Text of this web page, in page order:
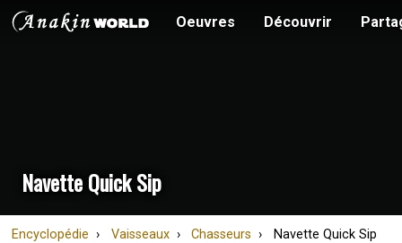
Oeuvres Découvrir
Navette Quick Sip
Encyclopédie Vaisseaux Chasseurs Navette Quick Sip